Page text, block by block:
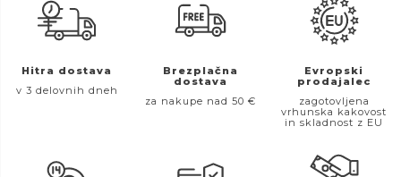
Hitra dostava
v 3 delovnih dneh
Brezplačna
dostava
za nakupe nad 50 €
Evropski
prodajalec
zagotovljena
vrhunska kakovost
in skladnost z EU